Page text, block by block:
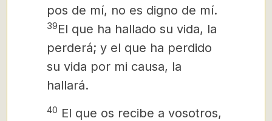
pos de mí, no es digno de mí.
39El que ha hallado su vida, la
perderá; y el que ha perdido
su vida por mi causa, la
hallará.
40 El que os recibe a vosotros,